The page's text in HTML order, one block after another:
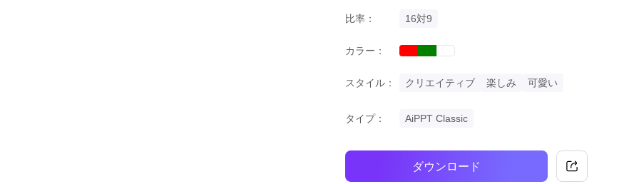
比率： 16対9
カラー： red greenwhite
スタイル： クリエイティブ 楽しみ 可愛い
タイプ： AiPPT Classic
ダウンロード